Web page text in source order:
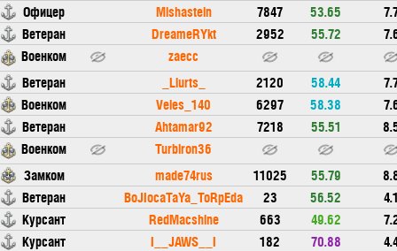
Офицер
Mishastein 7847 53.65
Ветеран
DreameRYkt 2952 55.72
Военком
zaecc
Ветеран
_Liurts_ 2120 58.44
Военком
Veles_140 6297 58.38
Ветеран
Ahtamar92 7218 55.51
Военком
Turbiron36
Замком
made74rus 11025 55.79
Ветеран
BoJIocaTaYa_ToRpEda 23 56.52
Курсант
RedMacshine 663 49.62
Курсант
I__JAWS__I 182 70.88